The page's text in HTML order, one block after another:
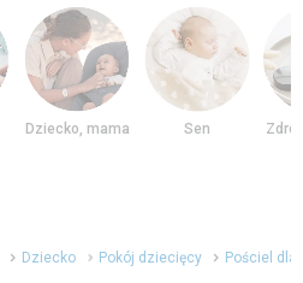
Dziecko, mama Sen
Dziecko Pokój dziecięcy Pościel dla